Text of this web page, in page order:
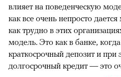
влияет на поведенческую
как все очень непросто
как трудно в этих
модель. Это как в банке,
краткосрочный депозит и
долгосрочный кредит — это